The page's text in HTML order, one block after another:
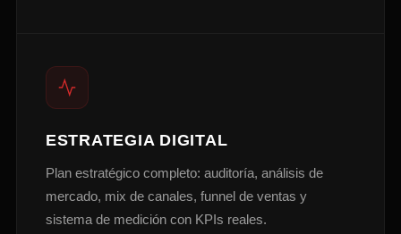
ESTRATEGIA DIGITAL
Plan estratégico completo: auditoría, análisis de
mercado, mix de canales, funnel de ventas y
sistema de medición con KPIs reales.